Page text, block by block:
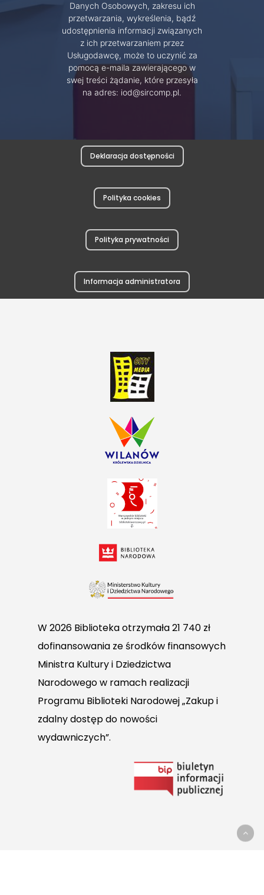
Danych Osobowych, zakresu ich
przetwarzania, wykreślenia, bądź
udostępnienia informacji związanych
z ich przetwarzaniem przez
Usługodawcę, może to uczynić za
pomocą e-maila zawierającego w
swej treści żądanie, które przesyła
na adres: iod@sircomp.pl.
Deklaracja dostępności
Polityka cookies
Polityka prywatności
Informacja administratora
W 2026 Biblioteka otrzymała 21 740 zł
dofinansowania ze środków finansowych
Ministra Kultury i Dziedzictwa
Narodowego w ramach realizacji
Programu Biblioteki Narodowej „Zakup i
zdalny dostęp do nowości
wydawniczych”.
do